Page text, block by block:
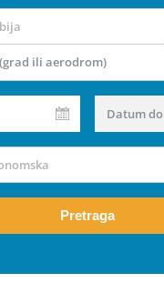
ili aerodrom)
Datum do
Pretraga